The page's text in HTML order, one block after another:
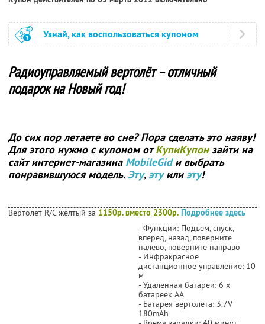
Узнай, как воспользоваться купоном
Радиоуправляемый вертолёт – отличный
подарок на Новый год!
До сих пор летаете во сне? Пора сделать это наяву!
Для этого нужно с купоном отКупиКупонзайти на
сайт интернет-магазина MobileGidи выбрать
понравившуюся модель.Эту,этуилиэту!
Вертолет R/C жёлтый за 1150р. вместо 2300р. Подробнее здесь
- Функции: Подъем, спуск,
вперед, назад, поверните
налево, поверните направо
- Инфракрасное
дистанционное управление: 10
м
- Удаленная батареи: 6 х
батареек АА
- Батарея вертолета: 3.7V
180mAh